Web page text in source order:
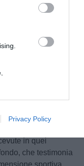
the
Privacy Policy
un lungo e intenso
personale, fatto di
condivise, che
l’ultimo incontro
in quei
che testimonia